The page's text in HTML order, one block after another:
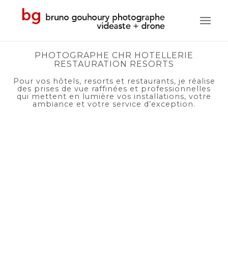
PHOTOGRAPHE CHR HOTELLERIE
RESTAURATION RESORTS
Pour vos hôtels, resorts et restaurants, je réalise
des prises de vue raffinées et professionnelles
qui mettent en lumière vos installations, votre
ambiance et votre service d’exception.